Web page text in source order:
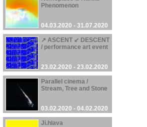
Phenomenon
04.03.2020 - 31.07.2020
↗ ASCENT ↙ DESCENT
/ performance art event
23.02.2020 - 23.02.2020
Parallel cinema /
Stream, Tree and Stone
03.02.2020 - 04.02.2020
Ji.hlava